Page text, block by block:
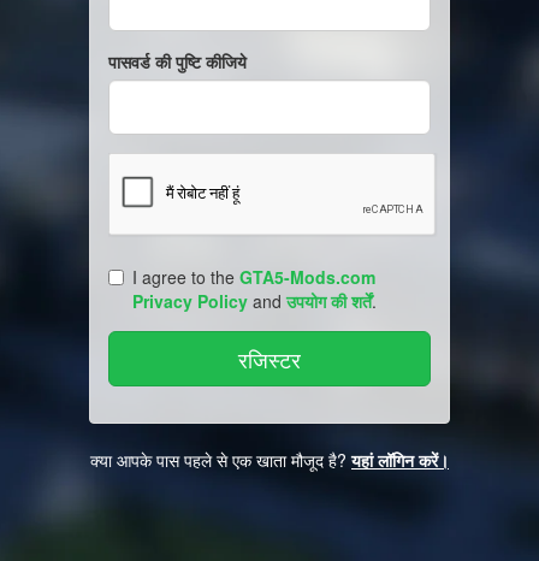
पासवर्ड की पुष्टि कीजिये
I agree to the GTA5-Mods.com
Privacy Policy andउपयोग की शर्तें.
क्या आपके पास पहले से एक खाता मौजूद है?यहां लॉगिन करें।